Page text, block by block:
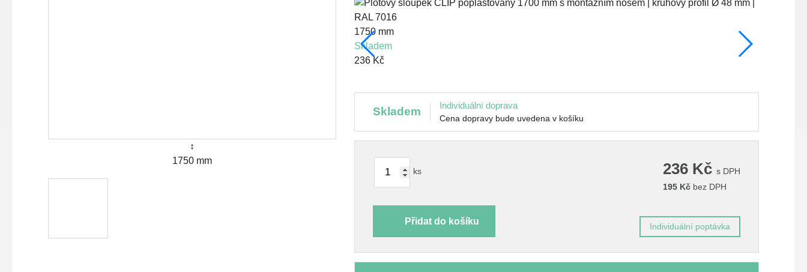
↕
1750 mm
1750 mm
skladem
236 Kč
skladem Individuální doprava
Cena dopravy bude uvedena v košíku
ks 236 Kč s DPH
195 Kč bez DPH
Přidat do košíku
Individuální poptávka